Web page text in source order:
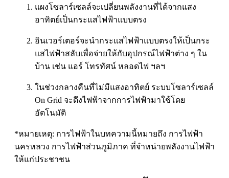
แผงโซลาร์เซลล์จะเปลี่ยนพลังงานที่ได้จากแสง
อาทิตย์เป็นกระแสไฟฟ้าแบบตรง
อินเวอร์เตอร์จะนำกระแสไฟฟ้าแบบตรงให้เป็นกระ
แสไฟฟ้าสลับเพื่อจ่ายให้กับอุปกรณ์ไฟฟ้าต่าง ๆ ใน
บ้าน เช่น แอร์ โทรทัศน์ หลอดไฟ ฯลฯ
ในช่วงกลางคืนที่ไม่มีแสงอาทิตย์ ระบบโซลาร์เซลล์
On Grid จะดึงไฟฟ้าจากการไฟฟ้ามาใช้โดย
อัตโนมัติ
*หมายเหตุ: การไฟฟ้าในบทความนี้หมายถึง การไฟฟ้า
นครหลวง การไฟฟ้าส่วนภูมิภาค ที่จำหน่ายพลังงานไฟฟ้า
ให้แก่ประชาชน